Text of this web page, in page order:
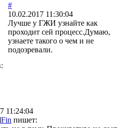
#
10.02.2017 11:30:04
Лучше у ГЖИ узнайте как
проходит сей процесс.Думаю,
узнаете такого о чем и не
подозревали.
11:24:04
Fin пишет: